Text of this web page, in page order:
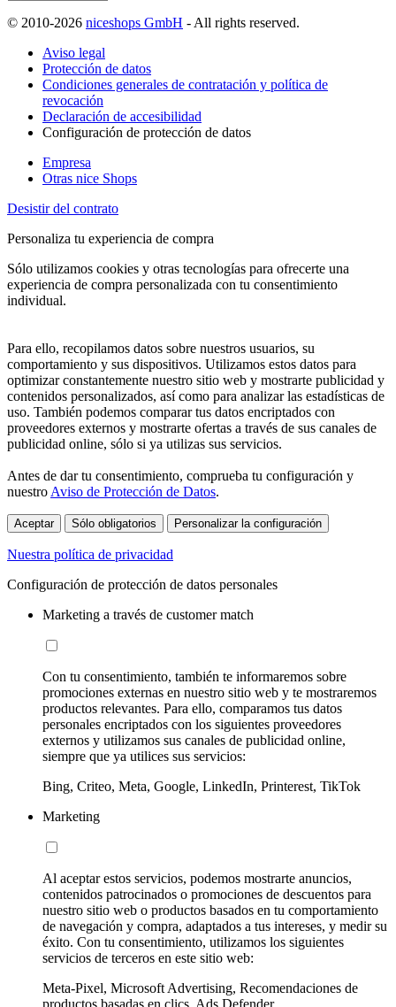
© 2010-2026 niceshops GmbH - All rights reserved.
Aviso legal
Protección de datos
Condiciones generales de contratación y política de
revocación
Declaración de accesibilidad
Configuración de protección de datos
Empresa
Otras nice Shops
Desistir del contrato
Personaliza tu experiencia de compra
Sólo utilizamos cookies y otras tecnologías para ofrecerte una
experiencia de compra personalizada con tu consentimiento
individual.
Para ello, recopilamos datos sobre nuestros usuarios, su
comportamiento y sus dispositivos. Utilizamos estos datos para
optimizar constantemente nuestro sitio web y mostrarte publicidad y
contenidos personalizados, así como para analizar las estadísticas de
uso. También podemos comparar tus datos encriptados con
proveedores externos y mostrarte ofertas a través de sus canales de
publicidad online, sólo si ya utilizas sus servicios.
Antes de dar tu consentimiento, comprueba tu configuración y
nuestro Aviso de Protección de Datos.
Aceptar Sólo obligatorios Personalizar la configuración
Nuestra política de privacidad
Configuración de protección de datos personales
Marketing a través de customer match
Con tu consentimiento, también te informaremos sobre
promociones externas en nuestro sitio web y te mostraremos
productos relevantes. Para ello, comparamos tus datos
personales encriptados con los siguientes proveedores
externos y utilizamos sus canales de publicidad online,
siempre que ya utilices sus servicios:
Bing, Criteo, Meta, Google, LinkedIn, Printerest, TikTok
Marketing
Al aceptar estos servicios, podemos mostrarte anuncios,
contenidos patrocinados o promociones de descuentos para
nuestro sitio web o productos basados en tu comportamiento
de navegación y compra, adaptados a tus intereses, y medir su
éxito. Con tu consentimiento, utilizamos los siguientes
servicios de terceros en este sitio web:
Meta-Pixel, Microsoft Advertising, Recomendaciones de
productos basadas en clics, Ads Defender